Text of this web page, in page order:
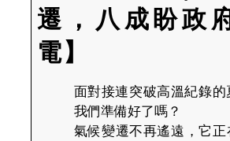
遷，八成盼政
電】
面對接連突破高溫紀錄
我們準備好了嗎？
氣候變遷不再遙遠，它